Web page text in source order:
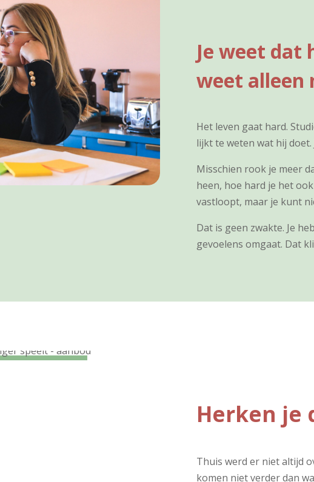
Je weet dat
weet alleen
Het leven gaat hard.
lijkt te weten wat hij doet.
Misschien rook je meer
heen, hoe hard je het
vastloopt, maar je kunt
Dat is geen zwakte. Je
gevoelens omgaat. Dat
Herken je
Thuis werd er niet altijd
komen niet verder dan